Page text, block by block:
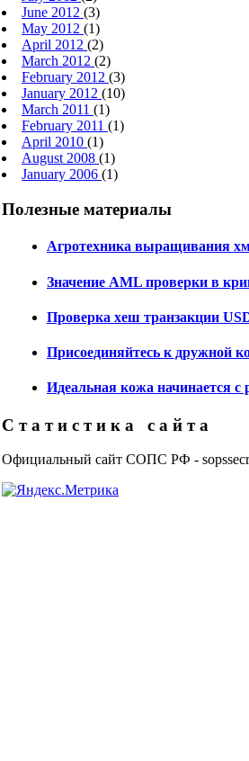
June 2012 (3)
May 2012 (1)
April 2012 (2)
March 2012 (2)
February 2012 (3)
January 2012 (10)
March 2011 (1)
February 2011 (1)
April 2010 (1)
August 2008 (1)
January 2006 (1)
Полезные материалы
Агротехника выращивания
Значение AML проверки в
Проверка хеш транзакции
Присоединяйтесь к дружной
Идеальная кожа начинается с
С т а т и с т и к а с а й т а
Официальный сайт СОПС РФ -